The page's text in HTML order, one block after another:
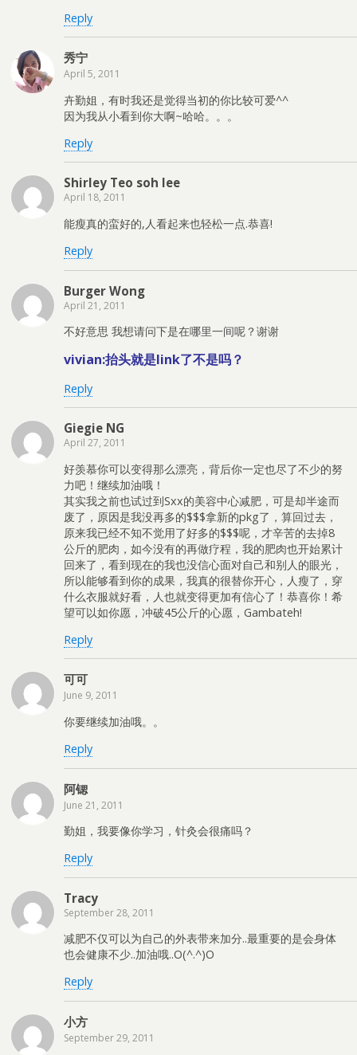
Reply
秀宁
April 5, 2011
卉勤姐，有时我还是觉得当初的你比较可爱^^
因为我从小看到你大啊~哈哈。。。
Reply
Shirley Teo soh lee
April 18, 2011
能瘦真的蛮好的,人看起来也轻松一点.恭喜!
Reply
Burger Wong
April 21, 2011
不好意思 我想请问下是在哪里一间呢？谢谢
vivian:抬头就是link了不是吗？
Reply
Giegie NG
April 27, 2011
好羡慕你可以变得那么漂亮，背后你一定也尽了不少的努
力吧！继续加油哦！
其实我之前也试过到Sxx的美容中心减肥，可是却半途而
废了，原因是我没再多的$$$拿新的pkg了，算回过去，
原来我已经不知不觉用了好多的$$$呢，才辛苦的去掉8
公斤的肥肉，如今没有的再做疗程，我的肥肉也开始累计
回来了，看到现在的我也没信心面对自己和别人的眼光，
所以能够看到你的成果，我真的很替你开心，人瘦了，穿
什么衣服就好看，人也就变得更加有信心了！恭喜你！希
望可以如你愿，冲破45公斤的心愿，Gambateh!
Reply
可可
June 9, 2011
你要继续加油哦。。
Reply
阿锶
June 21, 2011
勤姐，我要像你学习，针灸会很痛吗？
Reply
Tracy
September 28, 2011
减肥不仅可以为自己的外表带来加分..最重要的是会身体
也会健康不少..加油哦..O(^.^)O
Reply
小方
September 29, 2011